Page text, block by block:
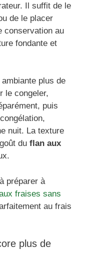
Il suffit de le
de le placer
conservation au
fondante et
plus de
le congeler,
puis
nuit. La texture
du flan aux
préparer à
fraises sans
au frais
plus de